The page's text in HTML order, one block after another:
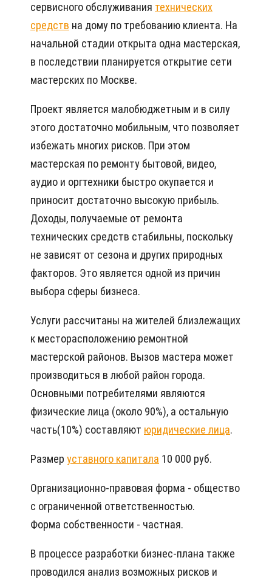
сервисного обслуживания технических
средств на дому по требованию клиента. На
начальной стадии открыта одна мастерская,
в последствии планируется открытие сети
мастерских по Москве.
Проект является малобюджетным и в силу
этого достаточно мобильным, что позволяет
избежать многих рисков. При этом
мастерская по ремонту бытовой, видео,
аудио и оргтехники быстро окупается и
приносит достаточно высокую прибыль.
Доходы, получаемые от ремонта
технических средств стабильны, поскольку
не зависят от сезона и других природных
факторов. Это является одной из причин
выбора сферы бизнеса.
Услуги рассчитаны на жителей близлежащих
к месторасположению ремонтной
мастерской районов. Вызов мастера может
производиться в любой район города.
Основными потребителями являются
физические лица (около 90%), а остальную
часть(10%) составляют юридические лица.
Размер уставного капитала 10 000 руб.
Организационно-правовая форма - общество
с ограниченной ответственностью.
Форма собственности - частная.
В процессе разработки бизнес-плана также
проводился анализ возможных рисков и